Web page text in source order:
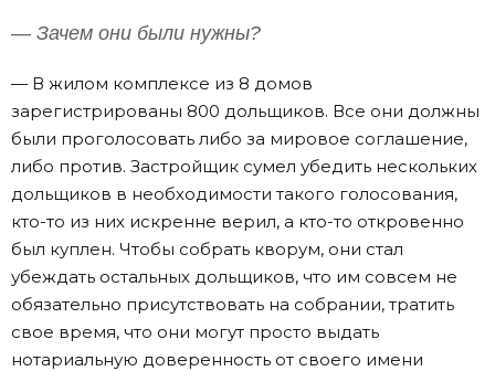
— Зачем они были нужны?
— В жилом комплексе из 8 домов
зарегистрированы 800 дольщиков. Все они должны
были проголосовать либо за мировое соглашение,
либо против. Застройщик сумел убедить нескольких
дольщиков в необходимости такого голосования,
кто-то из них искренне верил, а кто-то откровенно
был куплен. Чтобы собрать кворум, они стал
убеждать остальных дольщиков, что им совсем не
обязательно присутствовать на собрании, тратить
свое время, что они могут просто выдать
нотариальную доверенность от своего имени